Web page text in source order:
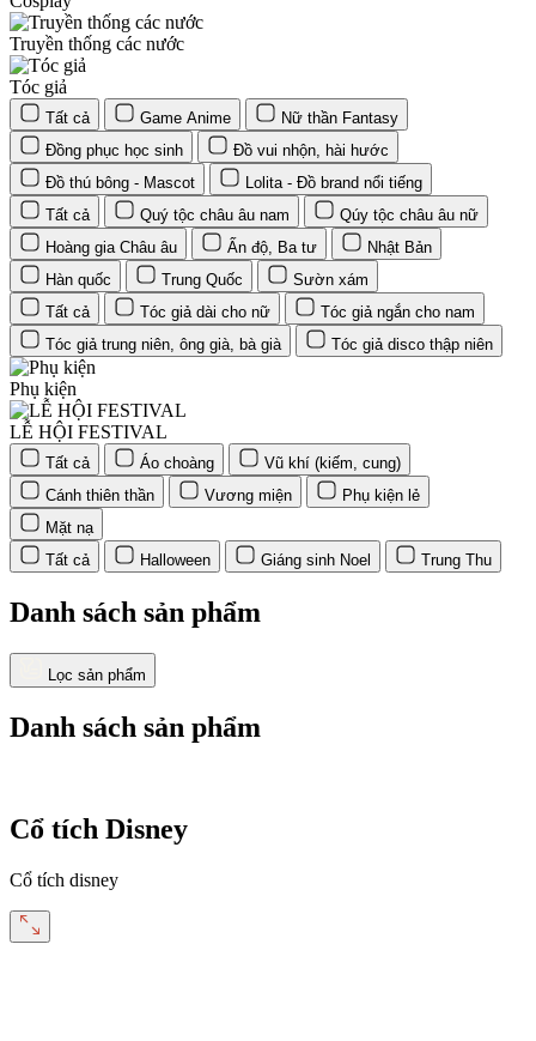
Truyền thống các nước
Tóc giả
Tất cả Game Anime
Nữ thần Fantasy
Đồng phục học sinh
Đồ vui nhộn, hài hước
Đồ thú bông - Mascot
Lolita - Đồ brand nổi tiếng
Tất cả
Quý tộc châu âu nam
Qúy tộc châu âu nữ
Hoàng gia Châu âu
Ấn độ, Ba tư
Nhật Bản
Hàn quốc
Trung Quốc
Sườn xám
Tất cả
Tóc giả dài cho nữ
Tóc giả ngắn cho nam
Tóc giả trung niên, ông già, bà già
Tóc giả disco thập niên
Phụ kiện
LỄ HỘI FESTIVAL
Tất cả Áo choàng
Vũ khí (kiếm, cung)
Cánh thiên thần
Vương miện
Phụ kiện lẻ
Mặt nạ
Tất cả
Halloween Giáng sinh Noel Trung Thu
Danh sách sản phẩm
Lọc sản phẩm
Danh sách sản phẩm
Cổ tích Disney
Cổ tích disney